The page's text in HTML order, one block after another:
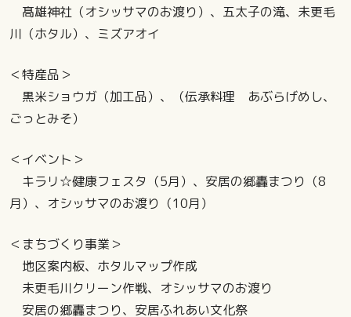
髙雄神社（オシッサマのお渡り）、五太子の滝、未更毛
川（ホタル）、ミズアオイ
＜特産品＞
黒米ショウガ（加工品）、（伝承料理 あぶらげめし、
ごっとみそ）
＜イベント＞
キラリ☆健康フェスタ（5月）、安居の郷轟まつり（8
月）、オシッサマのお渡り（10月）
＜まちづくり事業＞
地区案内板、ホタルマップ作成
未更毛川クリーン作戦、オシッサマのお渡り
安居の郷轟まつり、安居ふれあい文化祭